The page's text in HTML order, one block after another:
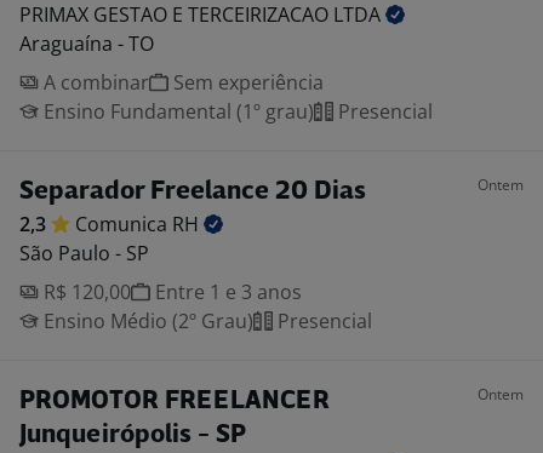
PRIMAX GESTAO E TERCEIRIZACAO LTDA
Araguaína - TO
A combinar
Sem experiência
Ensino Fundamental (1º grau)
Presencial
Separador Freelance 20 Dias Ontem
2,3 Comunica RH
São Paulo - SP
R$ 120,00
Entre 1 e 3 anos
Ensino Médio (2º Grau)
Presencial
PROMOTOR FREELANCER
Junqueirópolis - SP
Ontem